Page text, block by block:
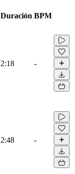
Duración BPM
2:18 -
2:48 -